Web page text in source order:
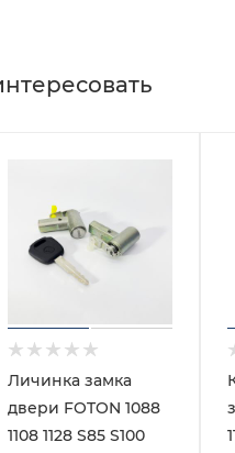
Личинка замка
двери FOTON 1088
1108 1128 S85 S100